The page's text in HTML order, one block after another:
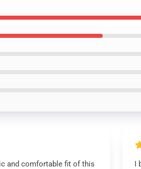
and comfortable fit of this
I